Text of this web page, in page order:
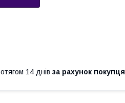
14 днів за рахунок покупця